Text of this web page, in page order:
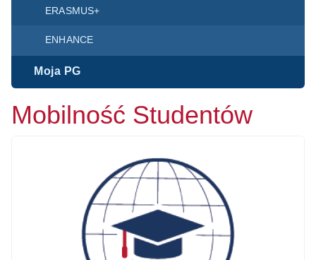
ERASMUS+
ENHANCE
Moja PG
Mobilność Studentów